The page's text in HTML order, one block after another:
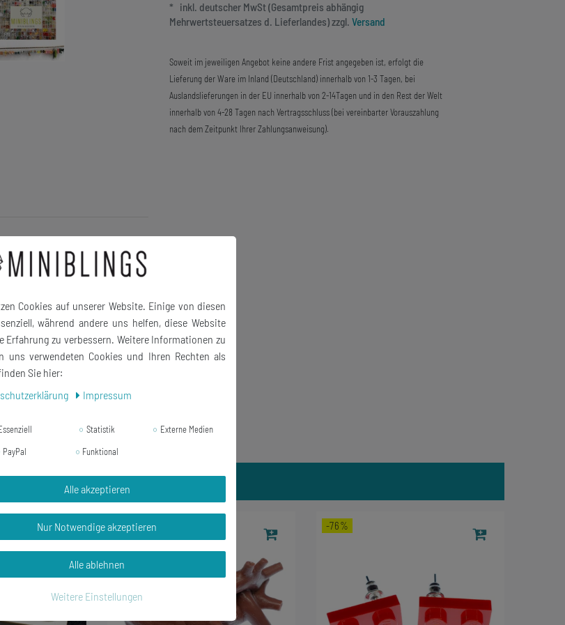
* inkl. deutscher MwSt (Gesamtpreis abhängig
Mehrwertsteuersatzes d. Lieferlandes) zzgl. Versand
Soweit im jeweiligen Angebot keine andere Frist angegeben ist, erfolgt die
Lieferung der Ware im Inland (Deutschland) innerhalb von 1-3 Tagen, bei
Auslandslieferungen in der EU innerhalb von 2-14Tagen und in den Rest der Welt
innerhalb von 4-28 Tagen nach Vertragsschluss (bei vereinbarter Vorauszahlung
nach dem Zeitpunkt Ihrer Zahlungsanweisung).
-23% -76%
Cookies auf unserer Website. Einige von diesen
während andere uns helfen, diese Website
Erfahrung zu verbessern. Weitere Informationen zu
uns verwendeten Cookies und Ihren Rechten als
Sie hier:
Impressum
Statistik
Externe Medien
PayPal
Funktional
Alle akzeptieren
Nur Notwendige akzeptieren
Alle ablehnen
Weitere Einstellungen